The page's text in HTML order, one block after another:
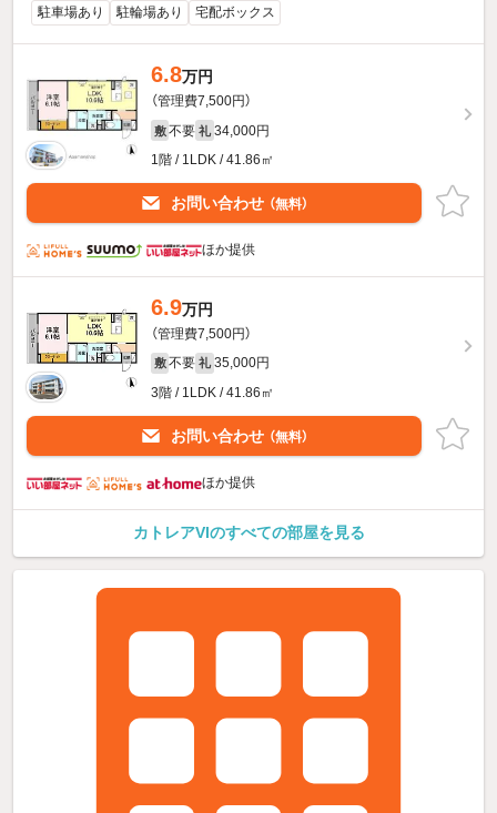
駐車場あり
駐輪場あり 宅配ボックス
6.8万円
（管理費7,500円）
敷 不要 礼 34,000円
1階 / 1LDK / 41.86㎡
お問い合わせ （無料）
ほか提供
6.9万円
（管理費7,500円）
敷 不要 礼 35,000円
3階 / 1LDK / 41.86㎡
お問い合わせ （無料）
ほか提供
カトレアVIのすべての部屋を見る